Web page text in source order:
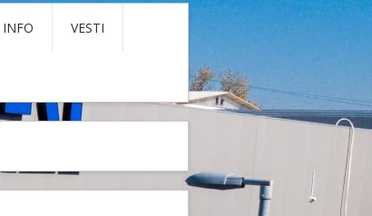
INFO VESTI